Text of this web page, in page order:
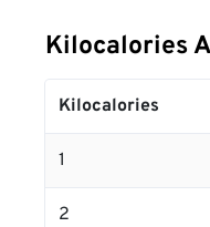
Kilocalories
Kilocalories
1
2